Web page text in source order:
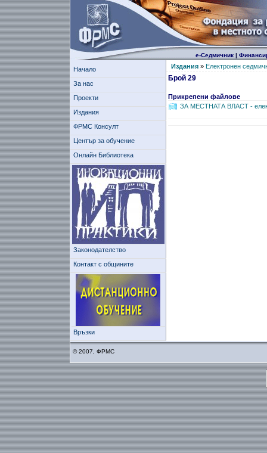
е-Седмичник|
Начало
За нас
Проекти
Издания
ФРМС Консулт
Център за обучение
Онлайн Библиотека
Законодателство
Контакт с общините
Връзки
Издания» Електронен
Брой 29
Прикрепени файлове
ЗА МЕСТНАТА ВЛAСТ -
© 2007, ФРМС